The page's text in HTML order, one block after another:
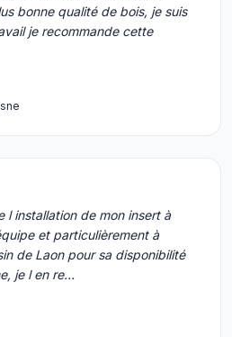
bonne qualité de bois, je suis
je recommande cette
l installation de mon insert à
et particulièrement à
de Laon pour sa disponibilité
je l en re…